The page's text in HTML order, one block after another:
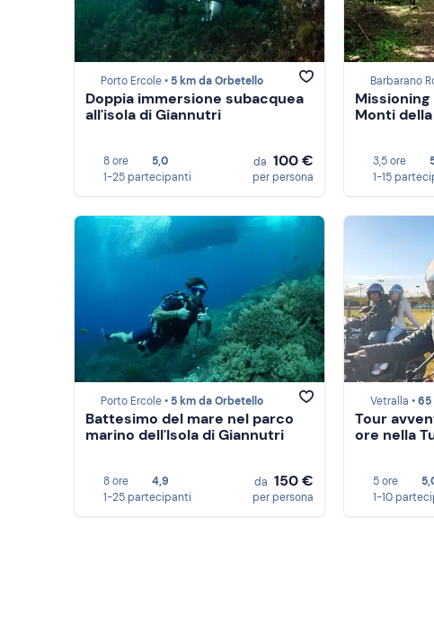
Porto Ercole • 5 km da Orbetello
Doppia immersione subacquea
all'isola di Giannutri
8 ore
5,0
1-25 partecipanti
da 100 €
per persona
Barbarano
Monti
3,5 ore
1-15
Porto Ercole • 5 km da Orbetello
Battesimo del mare nel parco
marino dell'Isola di Giannutri
8 ore
4,9
1-25 partecipanti
da 150 €
per persona
Vetralla •65
Tour
ore nella
5 ore
1-10